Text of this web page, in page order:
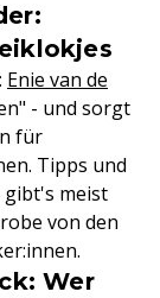
Enie van de
- und sorgt
für
Tipps und
gibt's meist
von den
Wer